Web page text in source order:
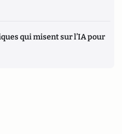
qui misent sur l’IA pour